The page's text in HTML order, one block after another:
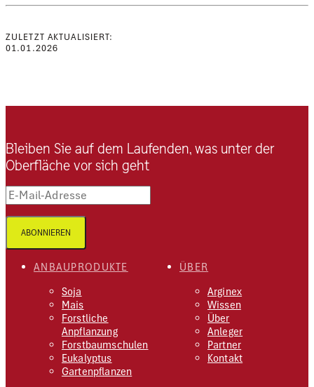
ZULETZT AKTUALISIERT:
01.01.2026
ANBAUPRODUKTE
Soja
Mais
Forstliche
Anpflanzung
Forstbaumschulen
Eukalyptus
Gartenpflanzen
ÜBER
Arginex
Wissen
Über
Anleger
Partner
Kontakt
Bleiben Sie auf dem Laufenden, was unter der
Oberfläche vor sich geht
E-Mail-Adresse
ABONNIEREN